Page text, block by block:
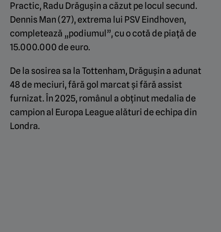
Practic, Radu Drăgușin a căzut pe locul secund.
Dennis Man (27), extrema lui PSV Eindhoven,
completează „podiumul”, cu o cotă de piață de
15.000.000 de euro.
De la sosirea sa la Tottenham, Drăgușin a adunat
48 de meciuri, fără gol marcat și fără assist
furnizat. În 2025, românul a obținut medalia de
campion al Europa League alături de echipa din
Londra.